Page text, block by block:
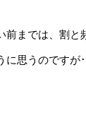
前までは、割と
思うのですが･